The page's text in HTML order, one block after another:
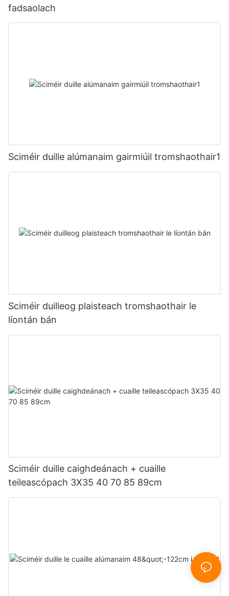
fadsaolach
Sciméir duille alúmanaim gairmiúil tromshaothair1
Sciméir duilleog plaisteach tromshaothair le
líontán bán
Sciméir duille caighdeánach + cuaille
teileascópach 3X35 40 70 85 89cm